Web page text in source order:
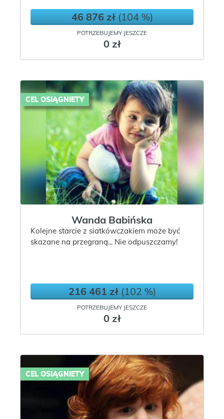
46 876 zł(104 %)
POTRZEBUJEMY JESZCZE
0 zł
CEL OSIĄGNIETY
Wanda Babińska
Kolejne starcie z siatkówczakiem może być
skazane na przegraną... Nie odpuszczamy!
216 461 zł(102 %)
POTRZEBUJEMY JESZCZE
0 zł
CEL OSIĄGNIETY